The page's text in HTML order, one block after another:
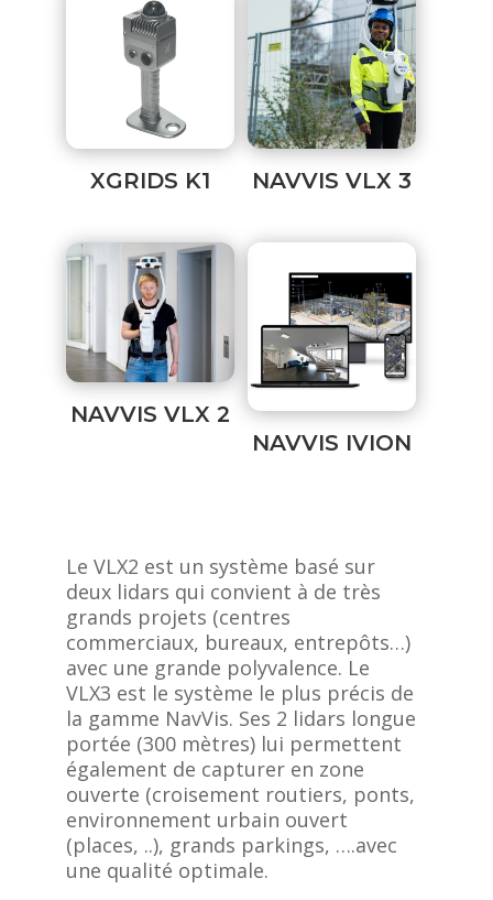
XGRIDS K1 NAVVIS VLX 3
NAVVIS VLX 2
NAVVIS IVION
Le VLX2 est un système basé sur
deux lidars qui convient à de très
grands projets (centres
commerciaux, bureaux, entrepôts…)
avec une grande polyvalence. Le
VLX3 est le système le plus précis de
la gamme NavVis. Ses 2 lidars longue
portée (300 mètres) lui permettent
également de capturer en zone
ouverte (croisement routiers, ponts,
environnement urbain ouvert
(places, ..), grands parkings, ….avec
une qualité optimale.